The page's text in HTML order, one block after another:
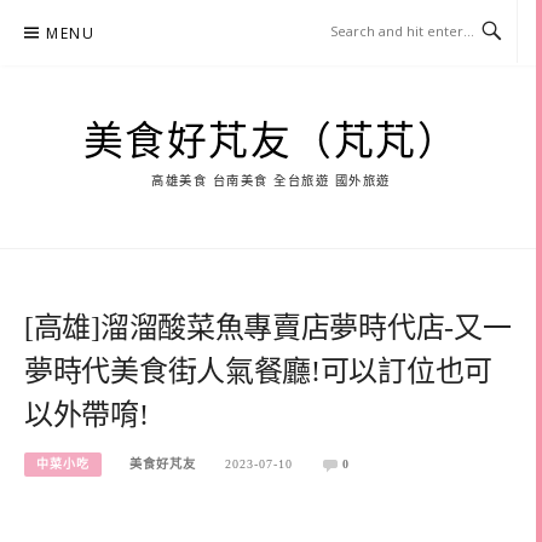
MENU
美食好芃友（芃芃）
高雄美食 台南美食 全台旅遊 國外旅遊
[高雄]溜溜酸菜魚專賣店夢時代店-又一
夢時代美食街人氣餐廳!可以訂位也可
以外帶唷!
中菜小吃 美食好芃友 2023-07-10 0